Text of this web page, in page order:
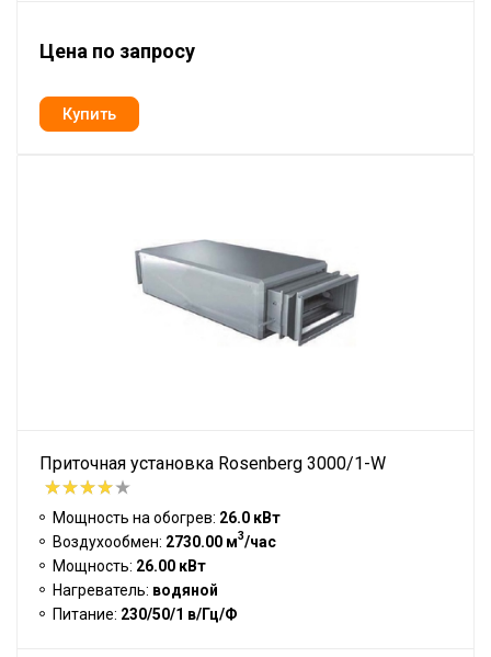
Цена по запросу
Приточная установка Rosenberg 3000/1-W
Мощность на обогрев: 26.0 кВт
Воздухообмен: 2730.00 м3/час
Мощность: 26.00 кВт
Нагреватель: водяной
Питание: 230/50/1 в/Гц/Ф